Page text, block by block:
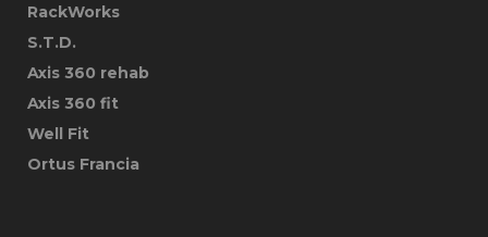
RackWorks
S.T.D.
Axis 360 rehab
Axis 360 fit
Well Fit
Ortus Francia